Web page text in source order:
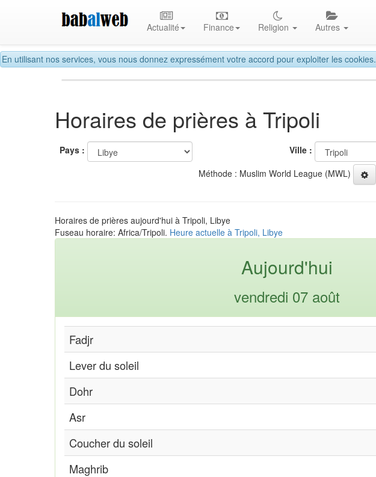
En utilisant nos services, vous nous donnez expressément votre accord pour exploiter les cookies.
Actualité Finance Religion Autres
Horaires de prières à Tripoli
Pays :
Ville :
Méthode : Muslim World League (MWL)
Horaires de prières aujourd'hui à Tripoli, Libye
Fuseau horaire: Africa/Tripoli. Heure actuelle à Tripoli, Libye
Aujourd'hui
vendredi 07 août
Fadjr
Lever du soleil
Dohr
Asr
Coucher du soleil
Maghrib